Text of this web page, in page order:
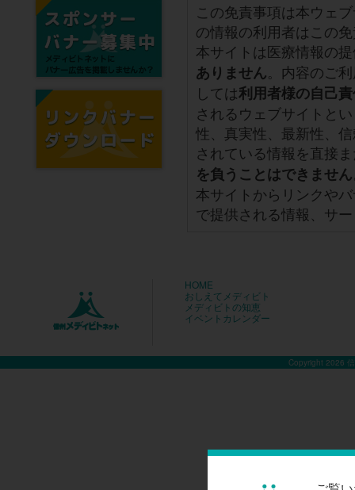
この免責事項は本ウェ
の情報の利用者はこの
本サイトは医療情報の
ありません。内容のご
しては利用者様の自己
されるウェブサイトと
性、真実性、最新性、
されている情報を直接
を負うことはできません
本サイトからリンクや
で提供される情報、サ
HOME
おしえてメディビト
メディビトの知恵
イベントカレンダー
Copyright 2026